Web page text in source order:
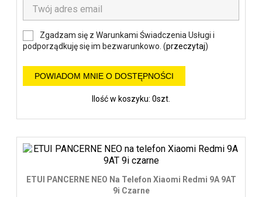
Zgadzam się z Warunkami Świadczenia Usługi i
podporządkuję się im bezwarunkowo. (przeczytaj)
POWIADOM MNIE O DOSTĘPNOŚCI
Ilość w koszyku: 0szt.
ETUI PANCERNE NEO Na Telefon Xiaomi Redmi 9A 9AT
9i Czarne